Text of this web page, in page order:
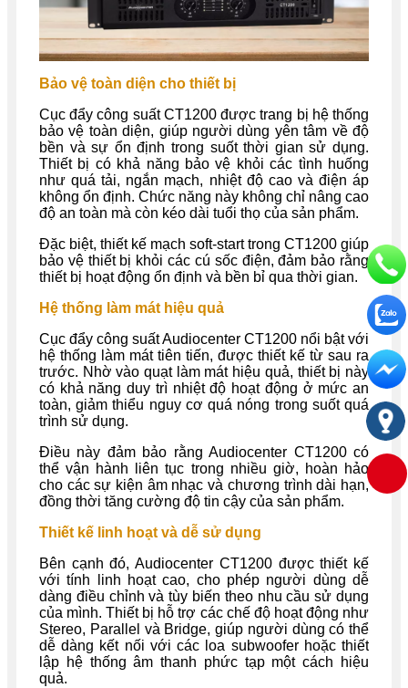
Bảo vệ toàn diện cho thiết bị
Cục đẩy công suất CT1200 được trang bị hệ thống
bảo vệ toàn diện, giúp người dùng yên tâm về độ
bền và sự ổn định trong suốt thời gian sử dụng.
Thiết bị có khả năng bảo vệ khỏi các tình huống
như quá tải, ngắn mạch, nhiệt độ cao và điện áp
không ổn định. Chức năng này không chỉ nâng cao
độ an toàn mà còn kéo dài tuổi thọ của sản phẩm.
Đặc biệt, thiết kế mạch soft-start trong CT1200 giúp
bảo vệ thiết bị khỏi các cú sốc điện, đảm bảo rằng
thiết bị hoạt động ổn định và bền bỉ qua thời gian.
Hệ thống làm mát hiệu quả
Cục đẩy công suất Audiocenter CT1200 nổi bật với
hệ thống làm mát tiên tiến, được thiết kế từ sau ra
trước. Nhờ vào quạt làm mát hiệu quả, thiết bị này
có khả năng duy trì nhiệt độ hoạt động ở mức an
toàn, giảm thiểu nguy cơ quá nóng trong suốt quá
trình sử dụng.
Điều này đảm bảo rằng Audiocenter CT1200 có
thể vận hành liên tục trong nhiều giờ, hoàn hảo
cho các sự kiện âm nhạc và chương trình dài hạn,
đồng thời tăng cường độ tin cậy của sản phẩm.
Thiết kế linh hoạt và dễ sử dụng
Bên cạnh đó, Audiocenter CT1200 được thiết kế
với tính linh hoạt cao, cho phép người dùng dễ
dàng điều chỉnh và tùy biến theo nhu cầu sử dụng
của mình. Thiết bị hỗ trợ các chế độ hoạt động như
Stereo, Parallel và Bridge, giúp người dùng có thể
dễ dàng kết nối với các loa subwoofer hoặc thiết
lập hệ thống âm thanh phức tạp một cách hiệu
quả.